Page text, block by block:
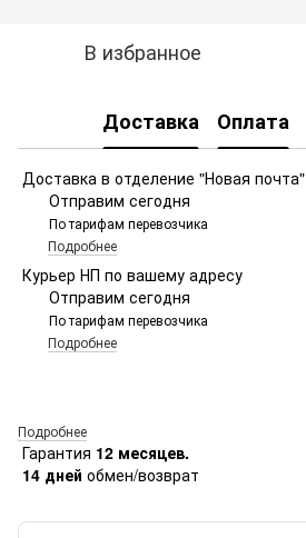
В избранное
Доставка Оплата
Доставка в отделение "Новая почта"
Отправим сегодня
По тарифам перевозчика
Подробнее
Курьер НП по вашему адресу
Отправим сегодня
По тарифам перевозчика
Подробнее
Подробнее
Гарантия 12 месяцев.
14 дней обмен/возврат